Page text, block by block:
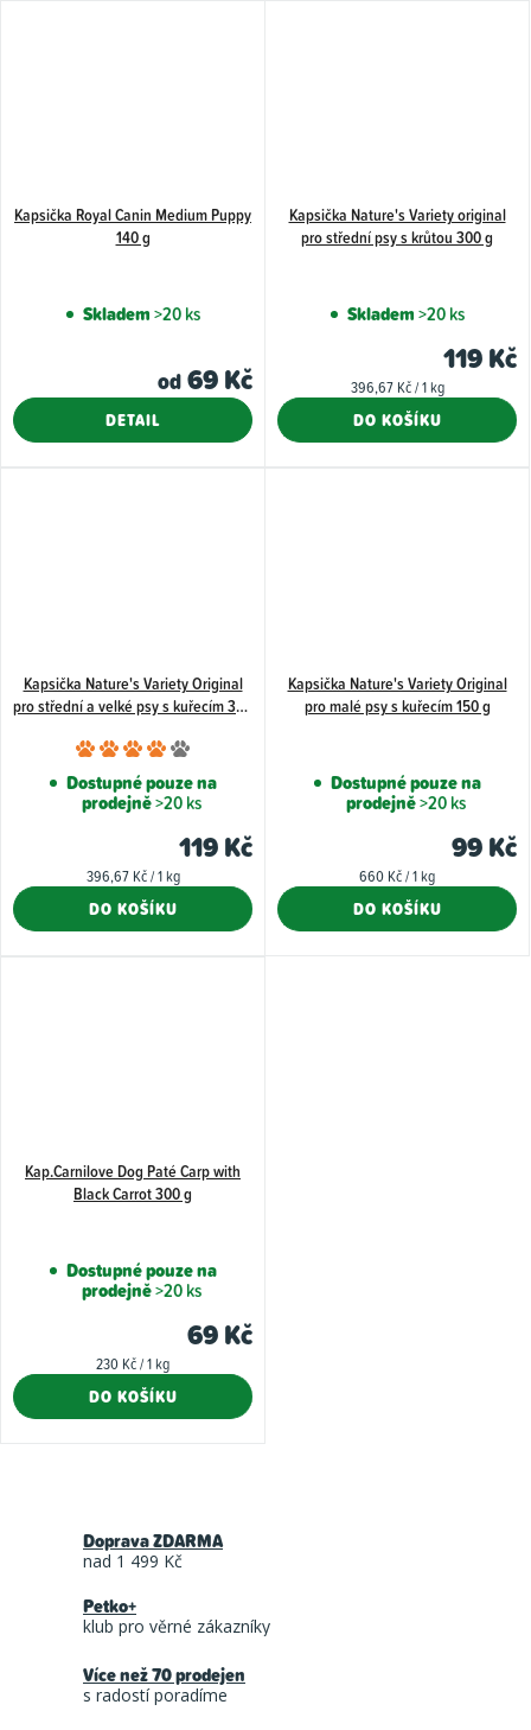
Kapsička Royal Canin Medium Puppy
140 g
Skladem>20 ks
od69 Kč
DETAIL
Kapsička Nature's Variety original
pro střední psy s krůtou 300 g
Skladem>20 ks
119 Kč
Měrná
396,67 Kč / 1 kg
DO KOŠÍKU
Kapsička Nature's Variety Original
pro střední a velké psy s kuřecím 300
Průměrné
hodnocení
produktu
je
4,0
z
Dostupné pouze na
prodejně>20 ks
119 Kč
Měrná
396,67 Kč / 1 kg
DO KOŠÍKU
Kapsička Nature's Variety Original
pro malé psy s kuřecím 150 g
Dostupné pouze na
prodejně>20 ks
99 Kč
Měrná
660 Kč / 1 kg
DO KOŠÍKU
Kap.Carnilove Dog Paté Carp with
Black Carrot 300 g
Dostupné pouze na
prodejně>20 ks
69 Kč
Měrná
230 Kč / 1 kg
DO KOŠÍKU
d
Doprava ZDARMA
nad 1 499 Kč
Petko+
klub pro věrné zákazníky
Více než 70 prodejen
s radostí poradíme